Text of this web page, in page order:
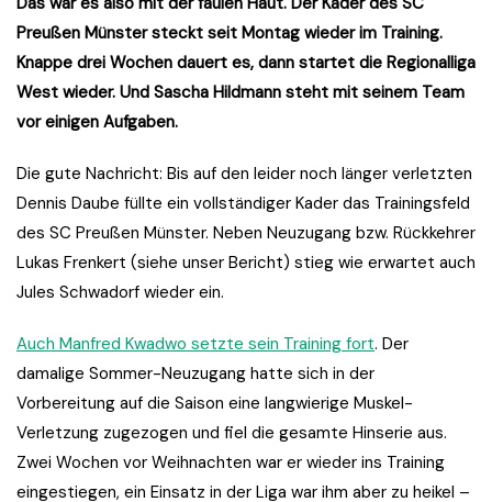
Preußen Münster steckt seit Montag wieder im Training.
Knappe drei Wochen dauert es, dann startet die Regionalliga
West wieder. Und Sascha Hildmann steht mit seinem Team
vor einigen Aufgaben.
Die gute Nachricht: Bis auf den leider noch länger verletzten
Dennis Daube füllte ein vollständiger Kader das Trainingsfeld
des SC Preußen Münster. Neben Neuzugang bzw. Rückkehrer
Lukas Frenkert (siehe unser Bericht) stieg wie erwartet auch
Jules Schwadorf wieder ein.
Auch Manfred Kwadwo setzte sein Training fort. Der
damalige Sommer-Neuzugang hatte sich in der
Vorbereitung auf die Saison eine langwierige Muskel-
Verletzung zugezogen und fiel die gesamte Hinserie aus.
Zwei Wochen vor Weihnachten war er wieder ins Training
eingestiegen, ein Einsatz in der Liga war ihm aber zu heikel –